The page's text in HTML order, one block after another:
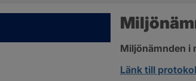
Miljönämnden i
Länk till